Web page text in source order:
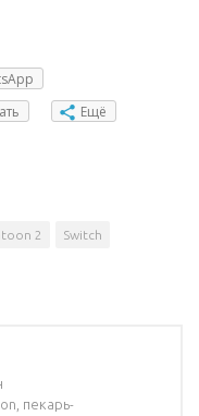
Ещё
2 Switch
пекарь-